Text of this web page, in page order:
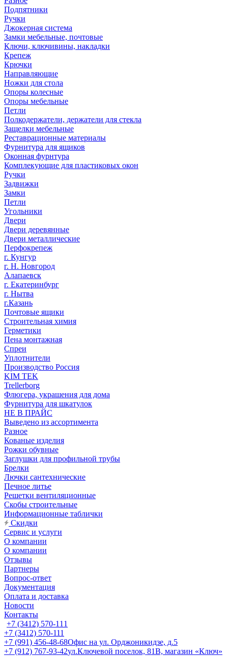
Подпятники
Ручки
Джокерная система
Замки мебельные, почтовые
Ключи, ключивины, накладки
Крепеж
Крючки
Направляющие
Ножки для стола
Опоры колесные
Опоры мебельные
Петли
Полкодержатели, держатели для стекла
Защелки мебельные
Реставрационные материалы
Фурнитура для ящиков
Оконная фурнтура
Комплекующие для пластиковых окон
Ручки
Задвижки
Замки
Петли
Угольники
Двери
Двери деревянные
Двери металлические
Перфокрепеж
г. Кунгур
г. Н. Новгород
Алапаевск
г. Екатеринбург
г. Нытва
г.Казань
Почтовые ящики
Строительная химия
Герметики
Пена монтажная
Спреи
Уплотнители
Производство Россия
KIM TEK
Trellerborg
Флюгера, украшения для дома
Фурнитура для шкатулок
НЕ В ПРАЙС
Выведено из ассортимента
Разное
Кованые изделия
Рожки обувные
Заглушки для профильной трубы
Брелки
Лючки сантехнические
Печное литье
Решетки вентиляционные
Скобы строительные
Информационные таблички
Скидки
Сервис и услуги
О компании
О компании
Отзывы
Партнеры
Вопрос-ответ
Документация
Оплата и доставка
Новости
Контакты
+7 (3412) 570-111
+7 (3412) 570-111
+7 (991) 456-48-68Офис на ул. Орджоникидзе, д.5
+7 (912) 767-93-42ул.Ключевой поселок, 81В, магазин «Ключ»